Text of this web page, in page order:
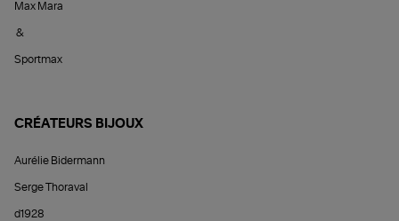
Max Mara
&
Sportmax
CRÉATEURS BIJOUX
Aurélie Bidermann
Serge Thoraval
d1928